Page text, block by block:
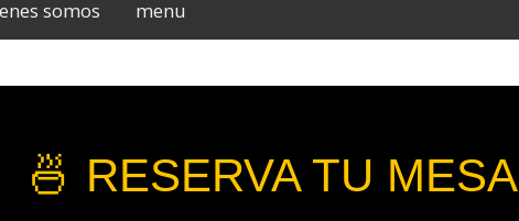
somos menu
🍜 RESERVA TU MESA